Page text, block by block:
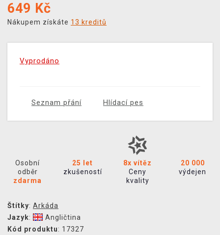
649 Kč
Nákupem získáte 13 kreditů
Vyprodáno
Seznam přání Hlídací pes
Osobní
odběr
zdarma
25 let
zkušeností
8x vítěz
Ceny
kvality
20 000
výdejen
Štítky: Arkáda
Jazyk:
Angličtina
Kód produktu: 17327